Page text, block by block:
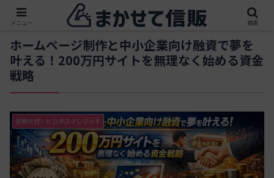
ホームページ制作と中小企業向け融資で夢を
叶える！200万円サイトを無理なく始める資金
戦略
信販代行・ビジネスクレジット
メニュー 検索